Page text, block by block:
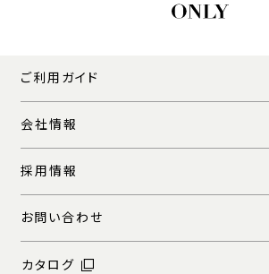
ご利用ガイド
会社情報
採用情報
お問い合わせ
カタログ